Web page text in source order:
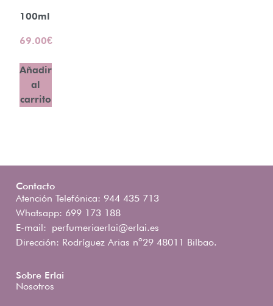
100ml
69.00€
Añadir
al
carrito
Contacto
Atención Telefónica: 944 435 713
Whatsapp: 699 173 188
E-mail: perfumeriaerlai@erlai.es
Dirección: Rodríguez Arias nº29 48011 Bilbao.
Sobre Erlai
Nosotros